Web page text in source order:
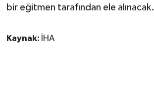
bir eğitmen tarafından ele alınacak.
Kaynak: İHA